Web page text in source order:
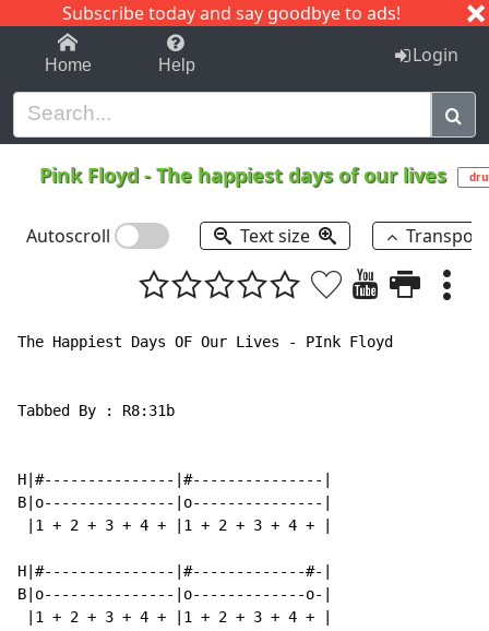
Subscribe today and say goodbye to ads!
1-9 C I J
Home Help Login
Pink Floyd -The happiest days of our lives
Autoscroll Text size
The Happiest Days OF Our Lives - PInk Floyd
Tabbed By : R8:31b
H|#---------------|#---------------|
B|o---------------|o---------------|
|1 + 2 + 3 + 4 + |1 + 2 + 3 + 4 + |
H|#---------------|#-------------#-|
B|o---------------|o-------------o-|
|1 + 2 + 3 + 4 + |1 + 2 + 3 + 4 + |